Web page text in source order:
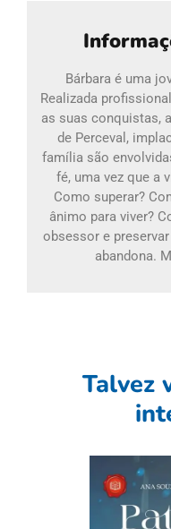
Bárbara é uma
Realizada
as suas conquistas,
de Perceval,
família são
fé, uma vez que a
Como superar?
ânimo para viver?
obsessor e
abandona.
Talvez